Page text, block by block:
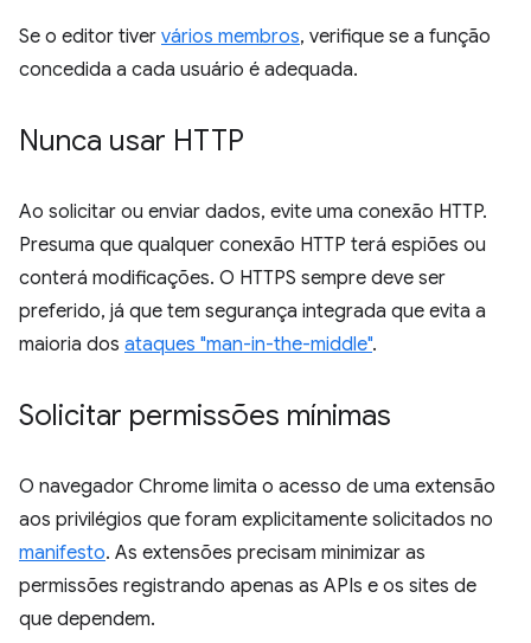
Se o editor tiver vários membros, verifique se a função
concedida a cada usuário é adequada.
Nunca usar HTTP
Ao solicitar ou enviar dados, evite uma conexão HTTP.
Presuma que qualquer conexão HTTP terá espiões ou
conterá modificações. O HTTPS sempre deve ser
preferido, já que tem segurança integrada que evita a
maioria dos ataques "man-in-the-middle".
Solicitar permissões mínimas
O navegador Chrome limita o acesso de uma extensão
aos privilégios que foram explicitamente solicitados no
manifesto. As extensões precisam minimizar as
permissões registrando apenas as APIs e os sites de
que dependem.